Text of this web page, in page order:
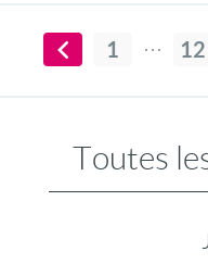
1 12
Toutes